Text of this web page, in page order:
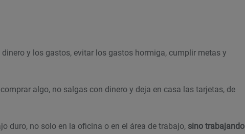
y los gastos, evitar los gastos hormiga, cumplir metas y
algo, no salgas con dinero y deja en casa las tarjetas, de
duro, no solo en la oficina o en el área de trabajo, sino trabajando